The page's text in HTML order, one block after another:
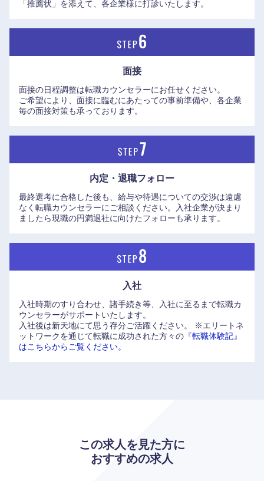
「推薦状」を添えて、各企業様に打診いたします。
面接
面接の日程調整は転職カウンセラーにお任せください。
ご希望により、面接に臨むにあたっての事前準備や、各企業
毎の面接対策も承っております。
内定・退職フォロー
最終選考に合格した後も、給与や待遇についての交渉は遠慮
なく転職カウンセラーにご相談ください。入社企業が決まり
ましたら現職の円満退社に向けたフォローも承ります。
入社
入社時期のすり合わせ、諸手続き等、入社に至るまで転職カ
ウンセラーがサポートいたします。
入社後は新天地にて思う存分ご活躍ください。
※エリートネ
ットワークを通じて転職に成功された方々の 『転職体験記』
はこちらからご覧ください。
この求人を見た方に
おすすめの求人
九州・沖縄
福岡県
鹿児島県 沖縄県